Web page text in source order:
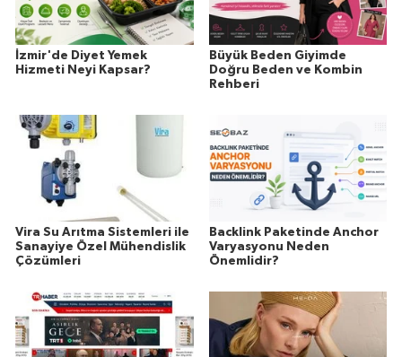
İzmir'de Diyet Yemek
Hizmeti Neyi Kapsar?
Büyük Beden Giyimde
Doğru Beden ve Kombin
Rehberi
Vira Su Arıtma Sistemleri ile
Sanayiye Özel Mühendislik
Çözümleri
Backlink Paketinde Anchor
Varyasyonu Neden
Önemlidir?